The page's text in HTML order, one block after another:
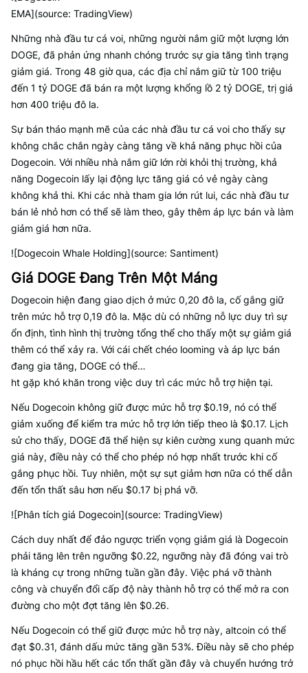
EMA](source: TradingView)
Những nhà đầu tư cá voi, những người nắm giữ một lượng lớn
DOGE, đã phản ứng nhanh chóng trước sự gia tăng tình trạng
giảm giá. Trong 48 giờ qua, các địa chỉ nắm giữ từ 100 triệu
đến 1 tỷ DOGE đã bán ra một lượng khổng lồ 2 tỷ DOGE, trị giá
hơn 400 triệu đô la.
Sự bán tháo mạnh mẽ của các nhà đầu tư cá voi cho thấy sự
không chắc chắn ngày càng tăng về khả năng phục hồi của
Dogecoin. Với nhiều nhà nắm giữ lớn rời khỏi thị trường, khả
năng Dogecoin lấy lại động lực tăng giá có vẻ ngày càng
không khả thi. Khi các nhà tham gia lớn rút lui, các nhà đầu tư
bán lẻ nhỏ hơn có thể sẽ làm theo, gây thêm áp lực bán và làm
giảm giá hơn nữa.
![Dogecoin Whale Holding](source: Santiment)
Giá DOGE Đang Trên Một Máng
Dogecoin hiện đang giao dịch ở mức 0,20 đô la, cố gắng giữ
trên mức hỗ trợ 0,19 đô la. Mặc dù có những nỗ lực duy trì sự
ổn định, tình hình thị trường tổng thể cho thấy một sự giảm giá
thêm có thể xảy ra. Với cái chết chéo looming và áp lực bán
đang gia tăng, DOGE có thể…
ht gặp khó khăn trong việc duy trì các mức hỗ trợ hiện tại.
Nếu Dogecoin không giữ được mức hỗ trợ $0.19, nó có thể
giảm xuống để kiểm tra mức hỗ trợ lớn tiếp theo là $0.17. Lịch
sử cho thấy, DOGE đã thể hiện sự kiên cường xung quanh mức
giá này, điều này có thể cho phép nó hợp nhất trước khi cố
gắng phục hồi. Tuy nhiên, một sự sụt giảm hơn nữa có thể dẫn
đến tổn thất sâu hơn nếu $0.17 bị phá vỡ.
![Phân tích giá Dogecoin](source: TradingView)
Cách duy nhất để đảo ngược triển vọng giảm giá là Dogecoin
phải tăng lên trên ngưỡng $0.22, ngưỡng này đã đóng vai trò
là kháng cự trong những tuần gần đây. Việc phá vỡ thành
công và chuyển đổi cấp độ này thành hỗ trợ có thể mở ra con
đường cho một đợt tăng lên $0.26.
Nếu Dogecoin có thể giữ được mức hỗ trợ này, altcoin có thể
đạt $0.31, đánh dấu mức tăng gần 53%. Điều này sẽ cho phép
nó phục hồi hầu hết các tổn thất gần đây và chuyển hướng trở